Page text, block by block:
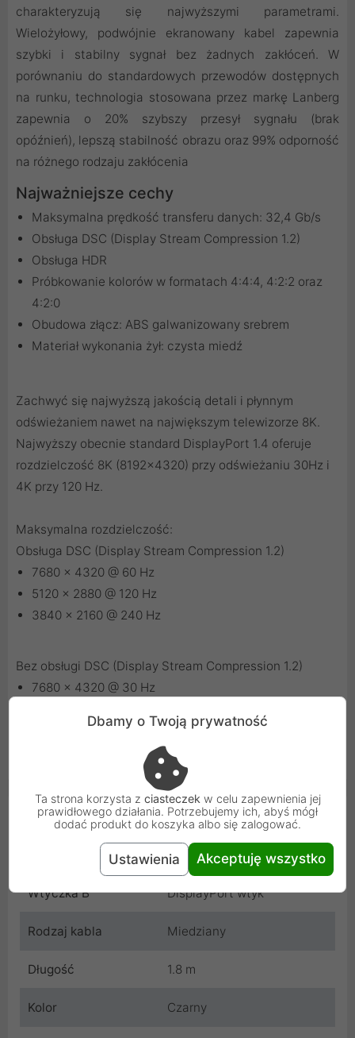
charakteryzują się najwyższymi parametrami.
Wielożyłowy, podwójnie ekranowany kabel zapewnia
szybki i stabilny sygnał bez żadnych zakłóceń. W
porównaniu do standardowych przewodów dostępnych
na runku, technologia stosowana przez markę Lanberg
zapewnia o 20% szybszy przesył sygnału (brak
opóźnień), lepszą stabilność obrazu oraz 99% odporność
na różnego rodzaju zakłócenia
Najważniejsze cechy
Maksymalna prędkość transferu danych: 32,4 Gb/s
Obsługa DSC (Display Stream Compression 1.2)
Obsługa HDR
Próbkowanie kolorów w formatach 4:4:4, 4:2:2 oraz
4:2:0
Obudowa złącz: ABS galwanizowany srebrem
Materiał wykonania żył: czysta miedź
Zachwyć się najwyższą jakością detali i płynnym
odświeżaniem nawet na największym telewizorze 8K.
Najwyższy obecnie standard DisplayPort 1.4 oferuje
rozdzielczość 8K (8192x4320) przy odświeżaniu 30Hz i
4K przy 120 Hz.
Maksymalna rozdzielczość:
Obsługa DSC (Display Stream Compression 1.2)
7680 x 4320 @ 60 Hz
5120 x 2880 @ 120 Hz
3840 x 2160 @ 240 Hz
Bez obsługi DSC (Display Stream Compression 1.2)
7680 x 4320 @ 30 Hz
3840 x 2160 @ 120 Hz
Cechy produktu
DisplayPort wtyk
Wtyczka B DisplayPort wtyk
Rodzaj kabla Miedziany
Długość 1.8 m
Kolor Czarny
Dbamy o Twoją prywatność
Ta strona korzysta z ciasteczek w celu zapewnienia jej
prawidłowego działania. Potrzebujemy ich, abyś mógł
dodać produkt do koszyka albo się zalogować.
Ustawienia Akceptuję wszystko